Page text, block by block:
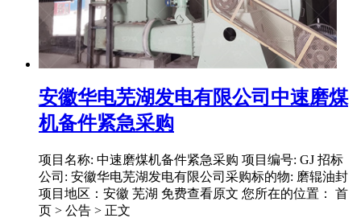
安徽华电芜湖发电有限公司中速磨煤
机备件紧急采购
项目名称: 中速磨煤机备件紧急采购 项目编号: GJ 招标
公司: 安徽华电芜湖发电有限公司采购标的物: 磨辊油封
项目地区：安徽 芜湖 免费查看原文 您所在的位置： 首
页 > 公告 > 正文